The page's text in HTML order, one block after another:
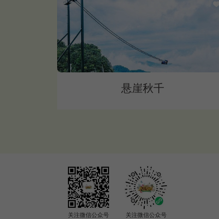
悬崖秋千
关注微信公众号 关注微信公众号